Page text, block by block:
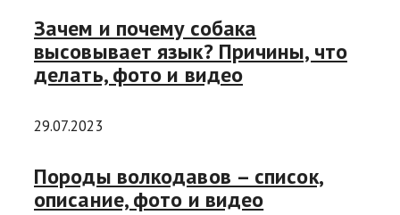
Зачем и почему собака
высовывает язык? Причины, что
делать, фото и видео
29.07.2023
Породы волкодавов – список,
описание, фото и видео